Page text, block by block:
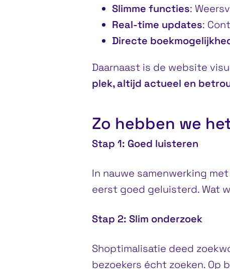
Slimme functies:
Real-time updates:
Directe
Daarnaast is de website
plek, altijd actueel en
Zo hebben we
Stap 1: Goed luisteren
In nauwe samenwerking
eerst goed geluisterd. Wat
Stap 2: Slim onderzoek
Shoptimalisatie deed
bezoekers écht zoeken. Op